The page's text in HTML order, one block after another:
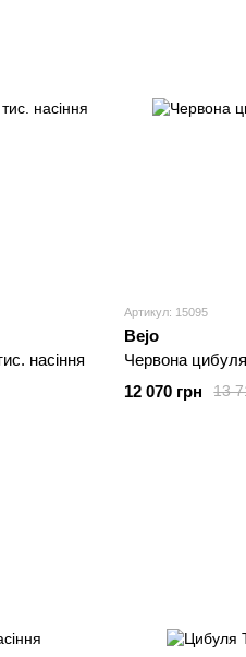
насіння
Артикул: 15095
Bejo
Червона цибуля
13
12 070 грн